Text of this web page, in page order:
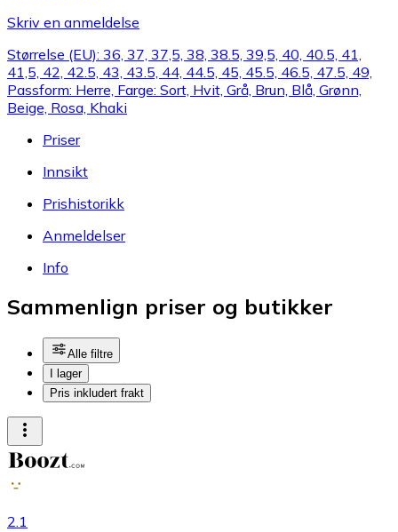
Skriv en anmeldelse
Størrelse (EU): 36, 37, 37,5, 38, 38.5, 39,5, 40, 40.5, 41,
41,5, 42, 42.5, 43, 43.5, 44, 44.5, 45, 45.5, 46.5, 47.5, 49,
Passform: Herre, Farge: Sort, Hvit, Grå, Brun, Blå, Grønn,
Beige, Rosa, Khaki
Priser
Innsikt
Prishistorikk
Anmeldelser
Info
Sammenlign priser og butikker
Alle filtre
I lager
Pris inkludert frakt
2.1